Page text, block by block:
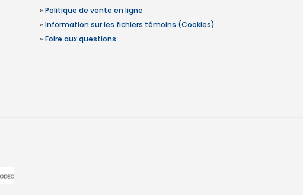
» Politique de vente en ligne
» Information sur les fichiers témoins (Cookies)
» Foire aux questions